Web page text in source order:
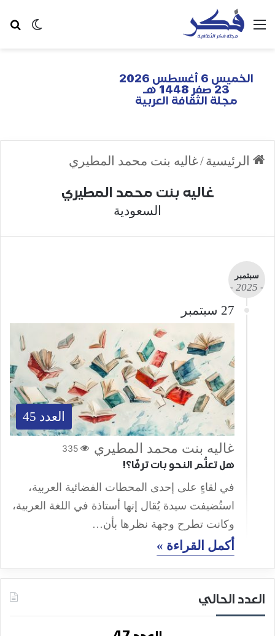
الخميس 6 أغسطس 2026
23 صفر 1448 هـ
مجلة الثقافة العربية
الرئيسية/غاليه بنت محمد المطيري
غاليه بنت محمد المطيري
السعودية
سبتمبر
- 2025 -
27 سبتمبر
العدد 45
غاليه بنت محمد المطيري 335
هل تعلُّم النحو بات ترفًا؟!
في لقاءٍ على إحدى المحطات الفضائية العربية،
استُضيفت سيدة يُقال إنها أستاذة في اللغة العربية،
وكانت تطرح وجهة نظرها بأن…
أكمل القراءة »
العدد الحالي